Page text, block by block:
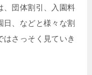
、団体割引、入園料
日、などと様々な割
はさっそく見ていき